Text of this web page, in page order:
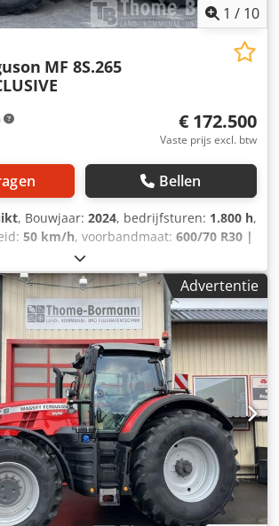
1 / 10
MF 8S.265
€ 172.500
Vaste prijs excl. btw
Bellen
, Bouwjaar: 2024, bedrijfsturen: 1.800 h,
50 km/h, voorbandmaat: 600/70 R30 |
710/70 R42 | 0%
bedden:43, Banden (v):600/70 R30,
R42, bedrijfsuren:1800, eerste
/ technische
Max. vermogen 195/265 kW/pk (ISO
1200 Nm Maximaal vermogen met
209/285 kW/pk Max. koppel met
1257 Nm 6 cilinders, 7,4l AGCO
CR, 4V Emissienorm (DOC+SC+SCR)
Stage 5 Elektronische
Vistronic ventilatorregeling
Powercore motorluchtfilter met
EasyCare koelerpakket Crsdpfozdmtvjx
met waterafscheider
500 liter
Advertentie